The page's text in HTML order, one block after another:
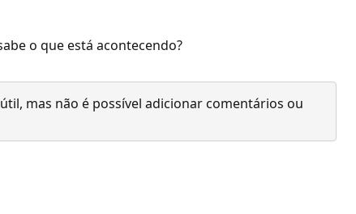
o que está acontecendo?
mas não é possível adicionar comentários ou